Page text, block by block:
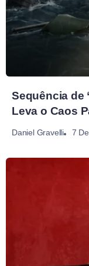
Sequência de
Leva o Caos
Daniel Gravelli 7